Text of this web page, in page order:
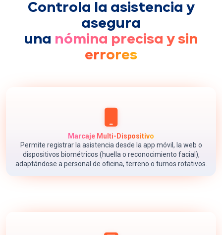
Controla la asistencia y
asegura
una nómina precisa y sin
errores
Marcaje Multi-Dispositivo
Permite registrar la asistencia desde la app móvil, la web o
dispositivos biométricos (huella o reconocimiento facial),
adaptándose a personal de oficina, terreno o turnos rotativos.